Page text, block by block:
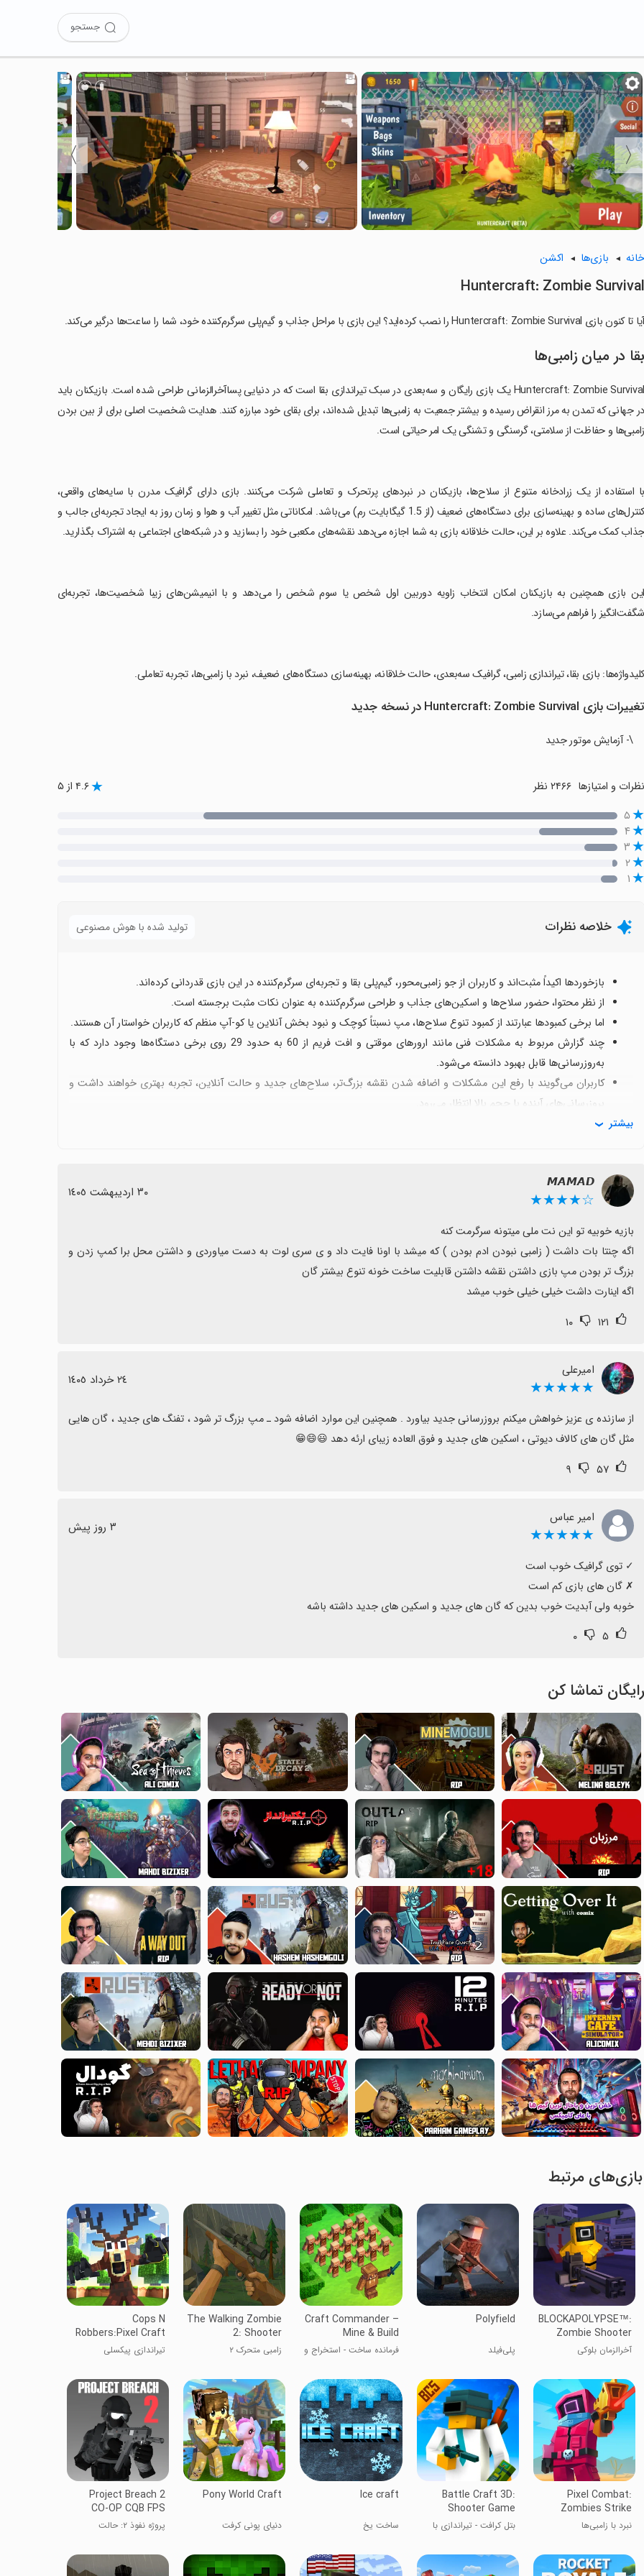
جستجو
〈
〉
خانه بازی‌ها اکشن
Huntercraft: Zombie Survival
آیا تا کنون بازی Huntercraft: Zombie Survival را نصب کرده‌اید؟ این بازی با مراحل جذاب و گیم‌پلی سرگرم‌کننده خود، شما را ساعت‌ها درگیر می‌کند.
بقا در میان زامبی‌ها
Huntercraft: Zombie Survival یک بازی رایگان و سه‌بعدی در سبک تیراندازی بقا است که در دنیایی پساآخرالزمانی طراحی شده است. بازیکنان باید
در جهانی که تمدن به مرز انقراض رسیده و بیشتر جمعیت به زامبی‌ها تبدیل شده‌اند، برای بقای خود مبارزه کنند. هدایت شخصیت اصلی برای از بین بردن
زامبی‌ها و حفاظت از سلامتی، گرسنگی و تشنگی یک امر حیاتی است.
‏با استفاده از یک زرادخانه متنوع از سلاح‌ها، بازیکنان در نبردهای پرتحرک و تعاملی شرکت می‌کنند. بازی دارای گرافیک مدرن با سایه‌های واقعی،
کنترل‌های ساده و بهینه‌سازی برای دستگاه‌های ضعیف (از 1.5 گیگابایت رم) می‌باشد. امکاناتی مثل تغییر آب و هوا و زمان روز به ایجاد تجربه‌ای جالب و
جذاب کمک می‌کند. علاوه بر این، حالت خلاقانه بازی به شما اجازه می‌دهد نقشه‌های مکعبی خود را بسازید و در شبکه‌های اجتماعی به اشتراک بگذارید.
‏این بازی همچنین به بازیکنان امکان انتخاب زاویه دوربین اول شخص یا سوم شخص را می‌دهد و با انیمیشن‌های زیبا شخصیت‌ها، تجربه‌ای
شگفت‌انگیز را فراهم می‌سازد.
‏کلیدواژه‌ها: بازی بقا، تیراندازی زامبی، گرافیک سه‌بعدی، حالت خلاقانه، بهینه‌سازی دستگاه‌های ضعیف، نبرد با زامبی‌ها، تجربه تعاملی.
تغییرات بازی Huntercraft: Zombie Survival در نسخه جدید
\- آزمایش موتور جدید
نظرات و امتیازها ۲۴۶۶ نظر ۴.۶ از ۵
۵
۴
۳
۲
۱
خلاصه نظرات تولید شده با هوش مصنوعی
بازخوردها اکیداً مثبت‌اند و کاربران از جو زامبی‌محور، گیم‌پلی بقا و تجربه‌ای سرگرم‌کننده در این بازی قدردانی کرده‌اند.
از نظر محتوا، حضور سلاح‌ها و اسکین‌های جذاب و طراحی سرگرم‌کننده به عنوان نکات مثبت برجسته است.
اما برخی کمبودها عبارتند از کمبود تنوع سلاح‌ها، مپ نسبتاً کوچک و نبود بخش آنلاین یا کو-آپ منظم که کاربران خواستار آن هستند.
چند گزارش مربوط به مشکلات فنی مانند ارورهای موقتی و افت فریم از 60 به حدود 29 روی برخی دستگاه‌ها وجود دارد که با
به‌روزرسانی‌ها قابل بهبود دانسته می‌شود.
کاربران می‌گویند با رفع این مشکلات و اضافه شدن نقشه بزرگ‌تر، سلاح‌های جدید و حالت آنلاین، تجربه بهتری خواهند داشت و
بروزرسانی‌های آینده با حجم بالا انتظار می‌رود.
بیشتر
𝙈𝘼𝙈𝘼𝘿
☆★★★★ ٣٠ اردیبهشت ١٤٠٥
اگه اینارت داشت خیلی خیلی خوب میشد
۱۲۱ ۱۰
امیرعلی
★★★★★ ٢٤ خرداد ١٤٠٥
مثل گان های کالاف دیوتی ، اسکین های جدید و فوق العاده زیبای ارئه دهد 😃😄😁
۵۷ ۹
امیر عباس
★★★★★ ٣ روز پیش
خوبه ولی آبدیت خوب بدین که گان های جدید و اسکین های جدید داشته باشه
۵ ۰
رایگان تماشا کن
بازی‌های مرتبط
BLOCKAPOLYPSE™:
Zombie Shooter
آخرالزمان بلوکی
Polyfield
پلی‌فیلد
Craft Commander –
Mine & Build
فرمانده ساخت - استخراج و
The Walking Zombie
2: Shooter
زامبی متحرک ۲
Cops N
Robbers:Pixel Craft
Gun
تیراندازی پیکسلی
Pixel Combat:
Zombies Strike
نبرد با زامبی‌ها
Battle Craft 3D:
Shooter Game
بتل کرافت - تیراندازی با
Ice craft
ساخت یخ
Pony World Craft
دنیای پونی کرفت
Project Breach 2
CO-OP CQB FPS
پروژه نفوذ ۲: حالت